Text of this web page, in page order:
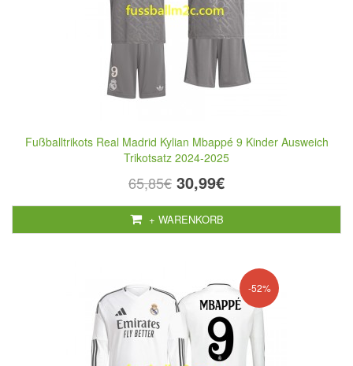
Fußballtrikots Real Madrid Kylian Mbappé 9 Kinder Ausweich
Trikotsatz 2024-2025
65,85€ 30,99€
+ WARENKORB
-52%